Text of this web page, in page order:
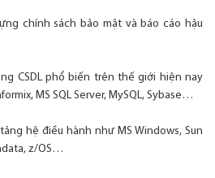
chính sách bảo mật và báo cáo hậu
CSDL phổ biến trên thế giới hiện nay
MS SQL Server, MySQL, Sybase…
hệ điều hành như MS Windows, Sun
z/OS…